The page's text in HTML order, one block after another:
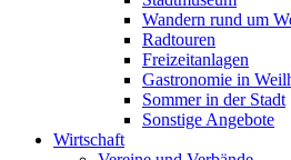
Wandern rund um
Radtouren
Freizeitanlagen
Gastronomie in
Sommer in der Stadt
Sonstige Angebote
Wirtschaft